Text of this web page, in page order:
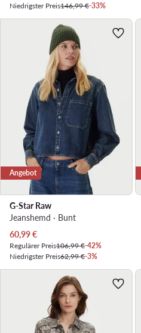
Niedrigster Preis146,99 €-33%
Angebot
G-Star Raw
Jeanshemd · Bunt
Aktueller Preis
60,99€
Regulärer Preis106,99 €-42%
Niedrigster Preis62,99 €-3%